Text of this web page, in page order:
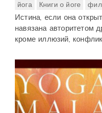
йога
Книги о йоге
Истина, если она
навязана авторитетом
кроме иллюзий,